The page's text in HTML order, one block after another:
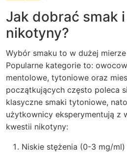
Jak dobrać smak
nikotyny?
Wybór smaku to w dużej
Popularne kategorie to:
mentolowe, tytoniowe oraz
początkujących często poleca
klasyczne smaki tytoniowe,
użytkownicy eksperymentują z
kwestii nikotyny:
Niskie stężenia (0-3 mg/